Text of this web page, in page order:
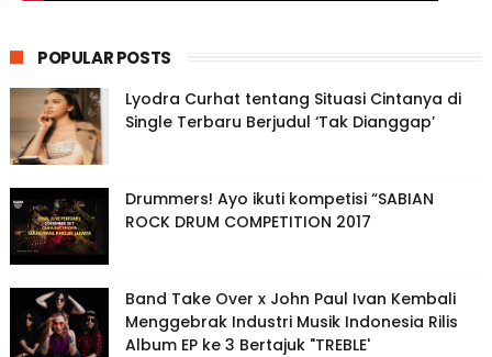
POPULAR POSTS
Lyodra Curhat tentang Situasi Cintanya di
Single Terbaru Berjudul ‘Tak Dianggap’
Drummers! Ayo ikuti kompetisi “SABIAN
ROCK DRUM COMPETITION 2017
Band Take Over x John Paul Ivan Kembali
Menggebrak Industri Musik Indonesia Rilis
Album EP ke 3 Bertajuk "TREBLE'